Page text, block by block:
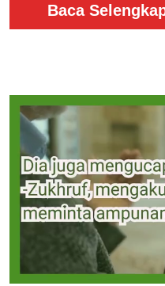
Baca